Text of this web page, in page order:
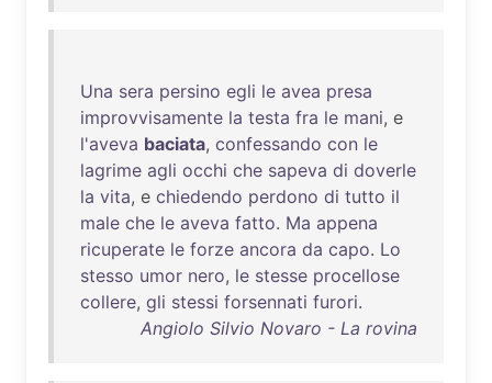
Una sera persino egli le avea presa
improvvisamente la testa fra le mani, e
l'aveva baciata, confessando con le
lagrime agli occhi che sapeva di doverle
la vita, e chiedendo perdono di tutto il
male che le aveva fatto. Ma appena
ricuperate le forze ancora da capo. Lo
stesso umor nero, le stesse procellose
collere, gli stessi forsennati furori.
Angiolo Silvio Novaro - La rovina